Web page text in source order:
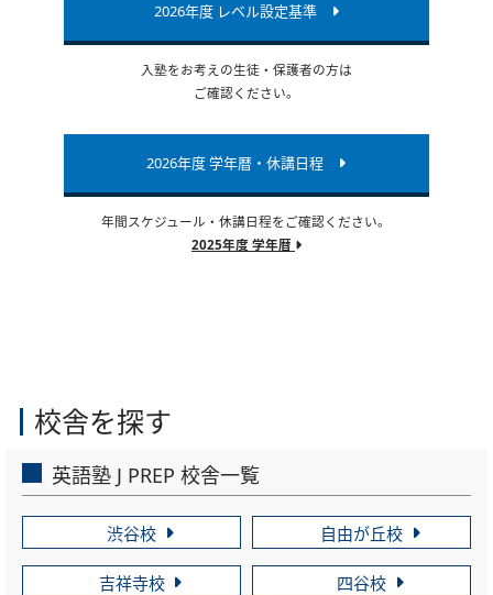
2026年度 レベル設定基準
入塾をお考えの生徒・保護者の方は
ご確認ください。
2026年度 学年暦・休講日程
年間スケジュール・休講日程をご確認ください。
2025年度 学年暦
校舎を探す
英語塾 J PREP 校舎一覧
渋谷校 自由が丘校
吉祥寺校 四谷校